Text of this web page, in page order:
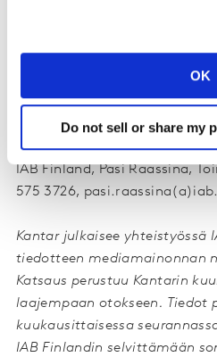
OK
Do not sell or share my
Kantar Media Finland, Minna
Director, +358 40 718 1066,
IAB Finland, Pasi Raassina,
575 3726,
Kantar julkaisee yhteistyössä
tiedotteen mediamainonnan
Katsaus perustuu Kantarin
laajempaan otokseen. Tiedot
kuukausittaisessa
IAB Finlandin selvittämään